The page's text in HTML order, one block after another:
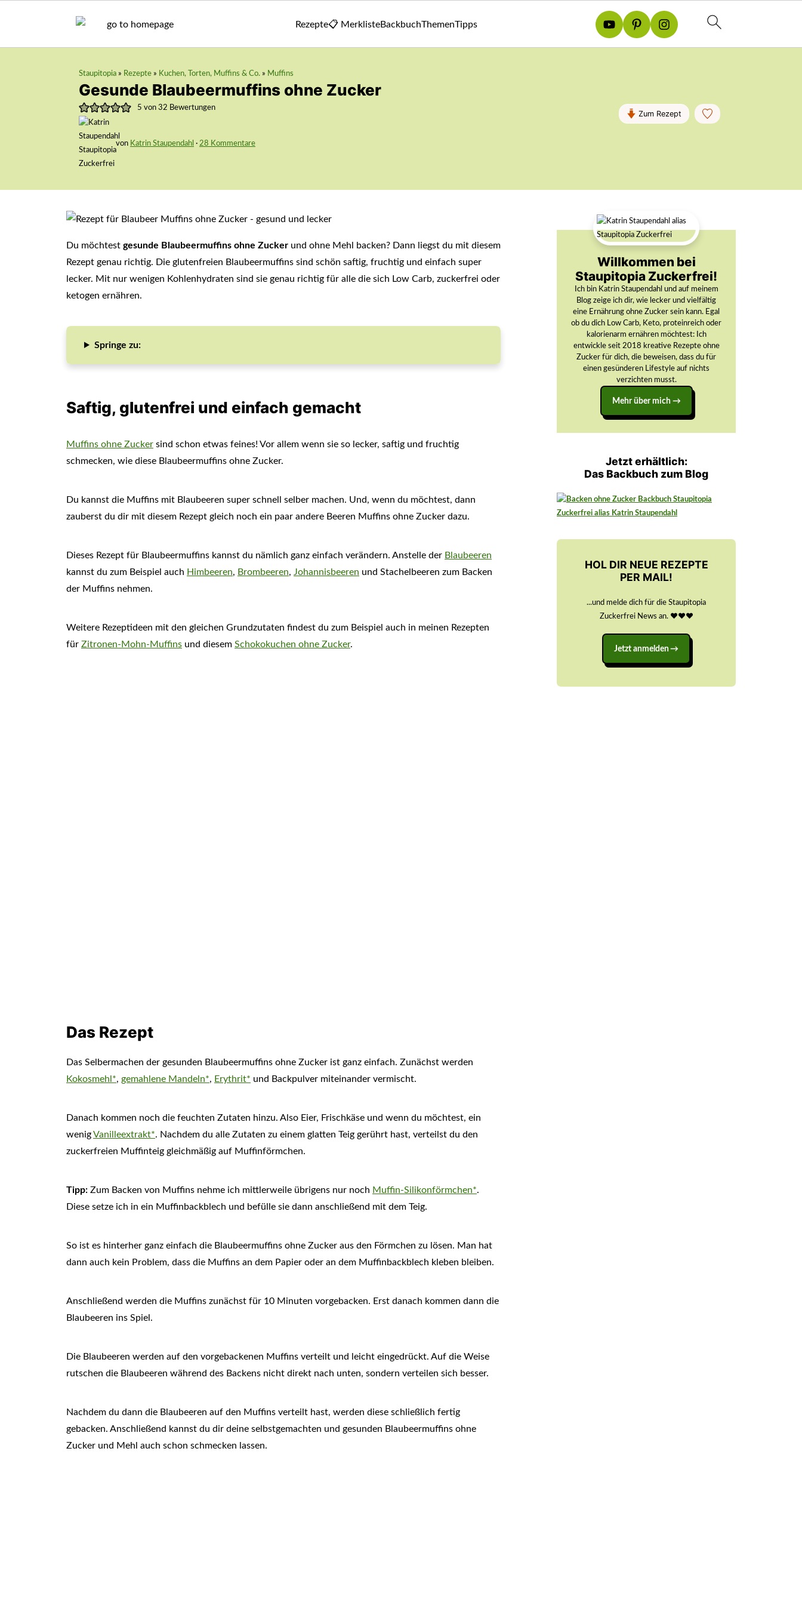
Rezepte📋 MerklisteBackbuchThemenTipps
Staupitopia » Rezepte » Kuchen, Torten, Muffins & Co. » Muffins
Gesunde Blaubeermuffins ohne Zucker
5 von 32 Bewertungen
von Katrin Staupendahl · 28 Kommentare
Zum Rezept
Du möchtest gesunde Blaubeermuffins ohne Zucker und ohne Mehl backen? Dann liegst du mit diesem
Rezept genau richtig. Die glutenfreien Blaubeermuffins sind schön saftig, fruchtig und einfach super
lecker. Mit nur wenigen Kohlenhydraten sind sie genau richtig für alle die sich Low Carb, zuckerfrei oder
ketogen ernähren.
Springe zu:
Saftig, glutenfrei und einfach gemacht
Muffins ohne Zucker sind schon etwas feines! Vor allem wenn sie so lecker, saftig und fruchtig
schmecken, wie diese Blaubeermuffins ohne Zucker.
Du kannst die Muffins mit Blaubeeren super schnell selber machen. Und, wenn du möchtest, dann
zauberst du dir mit diesem Rezept gleich noch ein paar andere Beeren Muffins ohne Zucker dazu.
Dieses Rezept für Blaubeermuffins kannst du nämlich ganz einfach verändern. Anstelle der Blaubeeren
kannst du zum Beispiel auch Himbeeren, Brombeeren, Johannisbeeren und Stachelbeeren zum Backen
der Muffins nehmen.
Weitere Rezeptideen mit den gleichen Grundzutaten findest du zum Beispiel auch in meinen Rezepten
für Zitronen-Mohn-Muffins und diesem Schokokuchen ohne Zucker.
Das Rezept
Das Selbermachen der gesunden Blaubeermuffins ohne Zucker ist ganz einfach. Zunächst werden
Kokosmehl*, gemahlene Mandeln*, Erythrit* und Backpulver miteinander vermischt.
Danach kommen noch die feuchten Zutaten hinzu. Also Eier, Frischkäse und wenn du möchtest, ein
wenigVanilleextrakt*. Nachdem du alle Zutaten zu einem glatten Teig gerührt hast, verteilst du den
zuckerfreien Muffinteig gleichmäßig auf Muffinförmchen.
Tipp: Zum Backen von Muffins nehme ich mittlerweile übrigens nur noch Muffin-Silikonförmchen*.
Diese setze ich in ein Muffinbackblech und befülle sie dann anschließend mit dem Teig.
So ist es hinterher ganz einfach die Blaubeermuffins ohne Zucker aus den Förmchen zu lösen. Man hat
dann auch kein Problem, dass die Muffins an dem Papier oder an dem Muffinbackblech kleben bleiben.
Anschließend werden die Muffins zunächst für 10 Minuten vorgebacken. Erst danach kommen dann die
Blaubeeren ins Spiel.
Die Blaubeeren werden auf den vorgebackenen Muffins verteilt und leicht eingedrückt. Auf die Weise
rutschen die Blaubeeren während des Backens nicht direkt nach unten, sondern verteilen sich besser.
Nachdem du dann die Blaubeeren auf den Muffins verteilt hast, werden diese schließlich fertig
gebacken. Anschließend kannst du dir deine selbstgemachten und gesunden Blaubeermuffins ohne
Zucker und Mehl auch schon schmecken lassen.
Willkommen bei
Staupitopia Zuckerfrei!
Ich bin Katrin Staupendahl und auf meinem
Blog zeige ich dir, wie lecker und vielfältig
eine Ernährung ohne Zucker sein kann. Egal
ob du dich Low Carb, Keto, proteinreich oder
kalorienarm ernähren möchtest: Ich
entwickle seit 2018 kreative Rezepte ohne
Zucker für dich, die beweisen, dass du für
einen gesünderen Lifestyle auf nichts
verzichten musst.
Mehr über mich →
Jetzt erhältlich:
Das Backbuch zum Blog
HOL DIR NEUE REZEPTE
PER MAIL!
...und melde dich für die Staupitopia
Zuckerfrei News an. ♥️♥️♥️
Jetzt anmelden